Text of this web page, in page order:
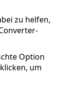
zu helfen,
Option
klicken, um